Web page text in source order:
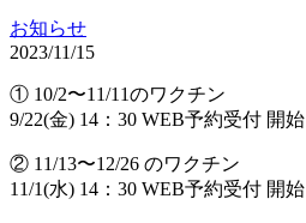
お知らせ
2023/11/15
① 10/2〜11/11のワクチン
9/22(金) 14：30 WEB予約受付 開始
② 11/13〜12/26 のワクチン
11/1(水) 14：30 WEB予約受付 開始